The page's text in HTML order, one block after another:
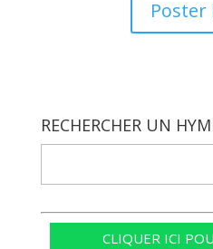
RECHERCHER UN
CLIQUER ICI